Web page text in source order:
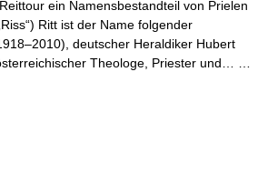
ein Namensbestandteil von Prielen
Ritt ist der Name folgender
deutscher Heraldiker Hubert
Theologe, Priester und… …